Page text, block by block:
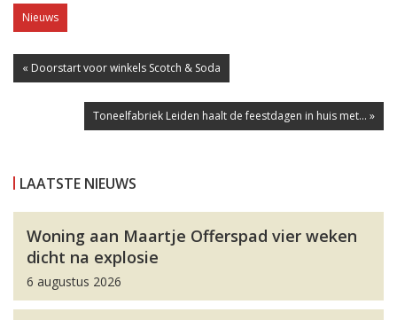
Nieuws
« Doorstart voor winkels Scotch & Soda
Toneelfabriek Leiden haalt de feestdagen in huis met... »
LAATSTE NIEUWS
Woning aan Maartje Offerspad vier weken
dicht na explosie
6 augustus 2026